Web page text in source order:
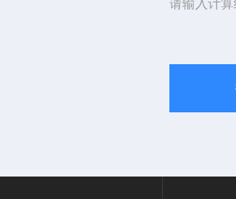
请输入计